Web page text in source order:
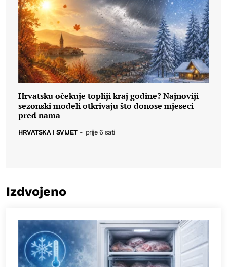
Hrvatsku očekuje topliji kraj godine? Najnoviji
sezonski modeli otkrivaju što donose mjeseci
pred nama
HRVATSKA I SVIJET - prije 6 sati
Izdvojeno